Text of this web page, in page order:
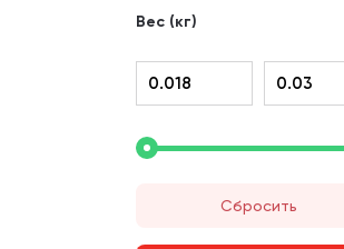
Вес (кг)
Сбросить